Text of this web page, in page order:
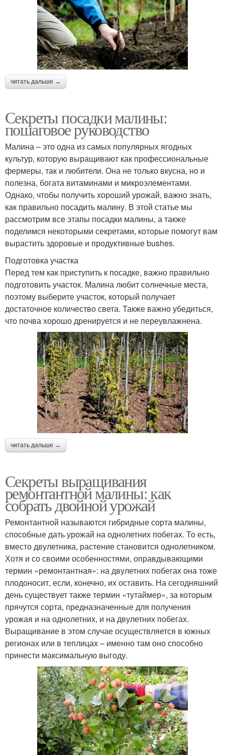
читать дальше →
Секреты посадки малины:
пошаговое руководство
Малина – это одна из самых популярных ягодных
культур, которую выращивают как профессиональные
фермеры, так и любители. Она не только вкусна, но и
полезна, богата витаминами и микроэлементами.
Однако, чтобы получить хороший урожай, важно знать,
как правильно посадить малину. В этой статье мы
рассмотрим все этапы посадки малины, а также
поделимся некоторыми секретами, которые помогут вам
вырастить здоровые и продуктивные bushes.
Подготовка участка
Перед тем как приступить к посадке, важно правильно
подготовить участок. Малина любит солнечные места,
поэтому выберите участок, который получает
достаточное количество света. Также важно убедиться,
что почва хорошо дренируется и не переувлажнена.
читать дальше →
Секреты выращивания
ремонтантной малины: как
собрать двойной урожай
Ремонтантной называются гибридные сорта малины,
способные дать урожай на однолетних побегах. То есть,
вместо двулетника, растение становится однолетником.
Хотя и со своими особенностями, оправдывающими
термин «ремонтантная»: на двулетних побегах она тоже
плодоносит, если, конечно, их оставить. На сегодняшний
день существует также термин «тутаймер», за которым
прячутся сорта, предназначенные для получения
урожая и на однолетних, и на двулетних побегах.
Выращивание в этом случае осуществляется в южных
регионах или в теплицах – именно там оно способно
принести максимальную выгоду.